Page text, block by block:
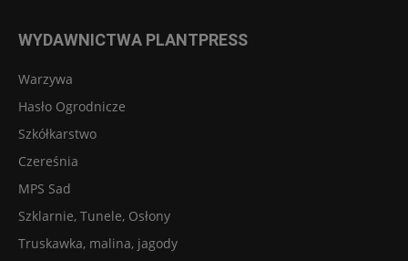
WYDAWNICTWA PLANTPRESS
Warzywa
Hasło Ogrodnicze
Szkółkarstwo
Czereśnia
MPS Sad
Szklarnie, Tunele, Osłony
Truskawka, malina, jagody